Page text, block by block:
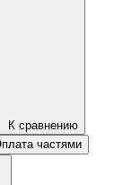
К сравнению